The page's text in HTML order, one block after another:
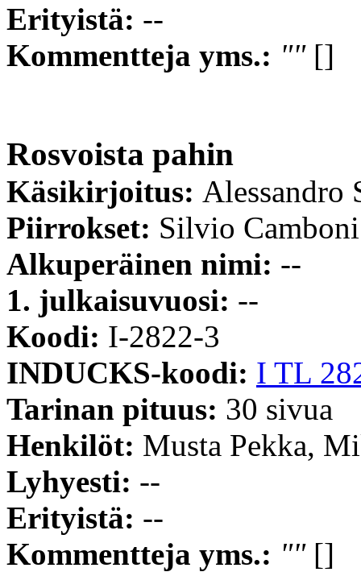
Erityistä: --
Kommentteja yms.: ""[]
Rosvoista pahin
Käsikirjoitus: Alessandro
Piirrokset: Silvio Camboni
Alkuperäinen nimi: --
1. julkaisuvuosi: --
Koodi: I-2822-3
INDUCKS-koodi: I TL
Tarinan pituus: 30 sivua
Henkilöt: Musta Pekka,
Lyhyesti: --
Erityistä: --
Kommentteja yms.: ""[]